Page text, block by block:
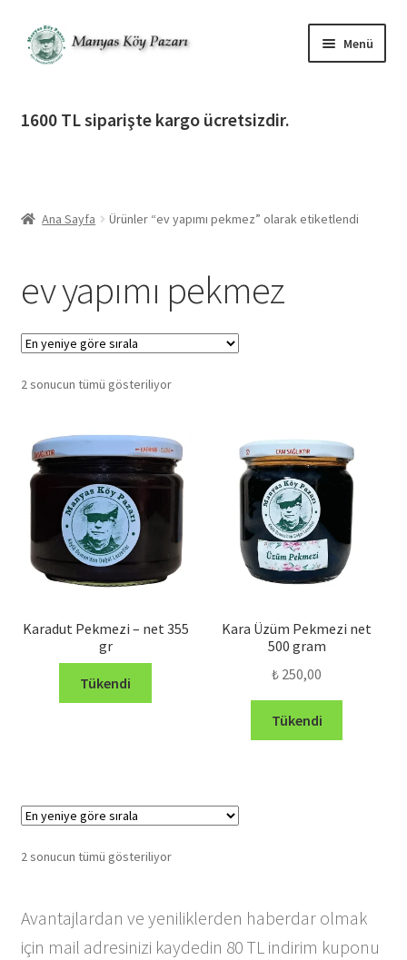
Dolaşıma
geç
İçeriğe
geç
Menü
genişlet
İletişim
1600 TL siparişte kargo ücretsizdir.
Ana Sayfa Ürünler “ev yapımı pekmez” olarak etiketlendi
ev yapımı pekmez
2 sonucun tümü gösteriliyorEn
sıralandı
Karadut Pekmezi – net 355
gr
Tükendi
Kara Üzüm Pekmezi net
500 gram
₺ 250,00
Tükendi
2 sonucun tümü gösteriliyorEn
sıralandı
Avantajlardan ve yeniliklerden haberdar olmak
için mail adresinizi kaydedin 80 TL indirim kuponu